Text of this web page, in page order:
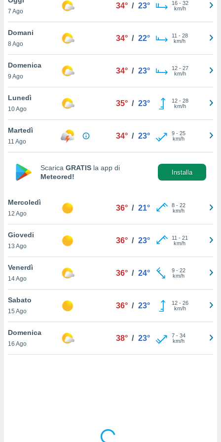
è
al sito
di
ci
di
il
un
la
nella
cookie
il tuo
in
a piè
del
7 Ago
34° / 23° 16- 32
km/h
Domani
8 Ago
34° / 22° 11 - 28
km/h
Domenica
9 Ago
34° / 23° 12- 27
km/h
Lunedì
10 Ago
35° / 23° 12- 28
km/h
Martedì
11 Ago
34° / 23° 9- 25
km/h
Scarica GRATIS la app di
Meteored!
Installa
Mercoledì
12 Ago
36° / 21° 8- 22
km/h
Giovedi
13 Ago
36° / 23° 11 - 21
km/h
Venerdì
14 Ago
36° / 24° 9- 22
km/h
Sabato
15 Ago
36° / 23° 12- 26
km/h
Domenica
16 Ago
38° / 23° 7- 34
km/h